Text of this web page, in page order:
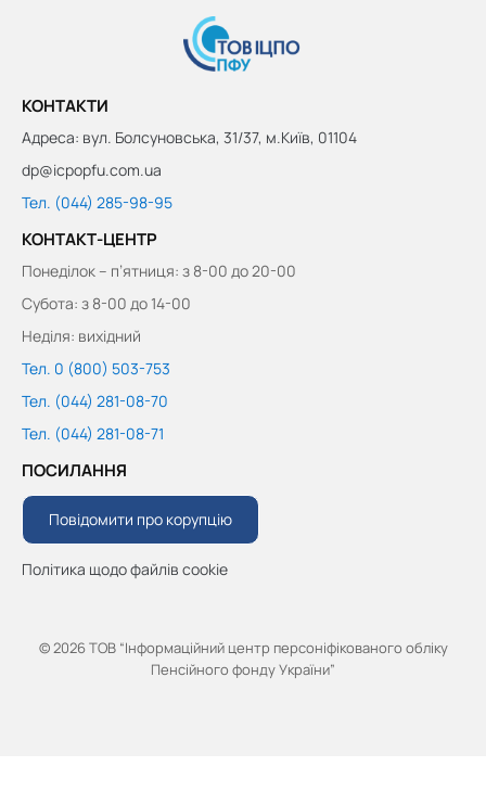
КОНТАКТИ
Адреса: вул. Болсуновська, 31/37, м.Київ, 01104
dp@icpopfu.com.ua
Тел. (044) 285-98-95
КОНТАКТ-ЦЕНТР
Понеділок – п’ятниця: з 8-00 до 20-00
Субота: з 8-00 до 14-00
Неділя: вихідний
Тел. 0 (800) 503-753
Тел. (044) 281-08-70
Тел. (044) 281-08-71
ПОСИЛАННЯ
Повідомити про корупцію
Політика щодо файлів cookie
© 2026 ТОВ “Інформаційний центр персоніфікованого обліку
Пенсійного фонду України”